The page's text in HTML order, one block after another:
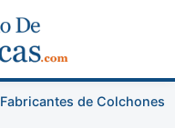
Fabricantes de Colchones